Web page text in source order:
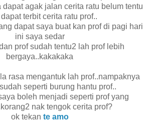
agak jalan cerita ratu belum tentu
terbit cerita ratu prof..
dapat saya buat kan prof di pagi hari
ini saya sedar
prof sudah tentu2 lah prof lebih
bergaya..kakakaka
rasa mengantuk lah prof..nampaknya
seperti burung hantu prof..
boleh menjadi seperti prof yang
nak tengok cerita prof?
ok tekan te amo